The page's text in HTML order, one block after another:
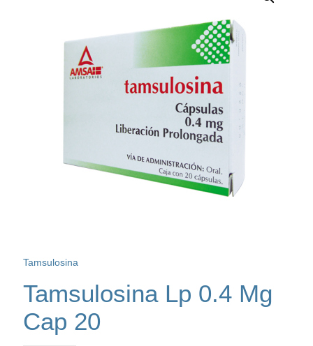
Tamsulosina
Tamsulosina Lp 0.4 Mg
Cap 20